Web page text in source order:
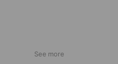
See more